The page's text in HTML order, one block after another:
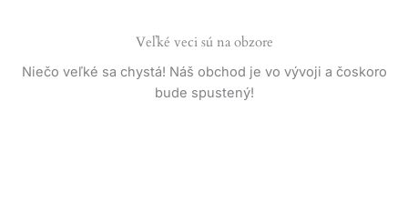
Veľké veci sú na obzore
Niečo veľké sa chystá! Náš obchod je vo vývoji a čoskoro
bude spustený!